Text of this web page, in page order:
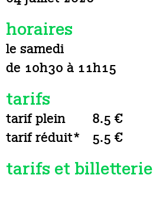
horaires
le samedi
de 10h30 à 11h15
tarifs
tarif plein
8.5 €
tarif réduit*
5.5 €
tarifs et billetterie